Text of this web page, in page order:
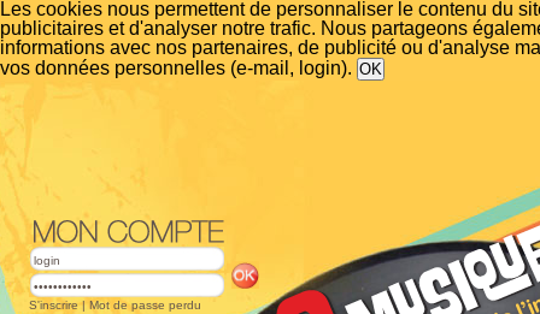
Les cookies nous permettent de personnaliser le contenu du
publicitaires et d'analyser notre trafic. Nous partageons
informations avec nos partenaires, de publicité ou d'analyse
vos données personnelles (e-mail, login).
S'inscrire | Mot de passe perdu